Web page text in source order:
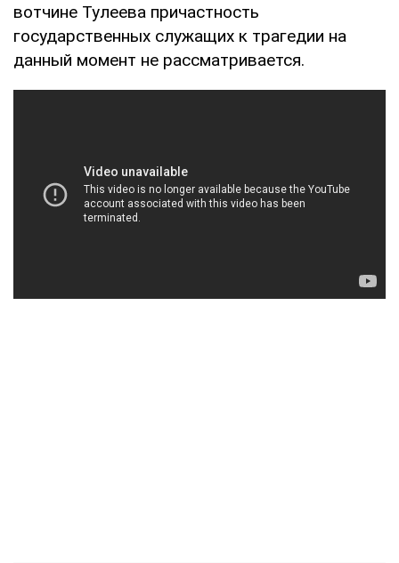
вотчине Тулеева причастность
государственных служащих к трагедии на
данный момент не рассматривается.